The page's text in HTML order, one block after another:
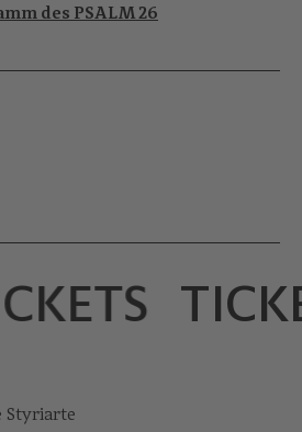
des PSALM 26
Styriarte